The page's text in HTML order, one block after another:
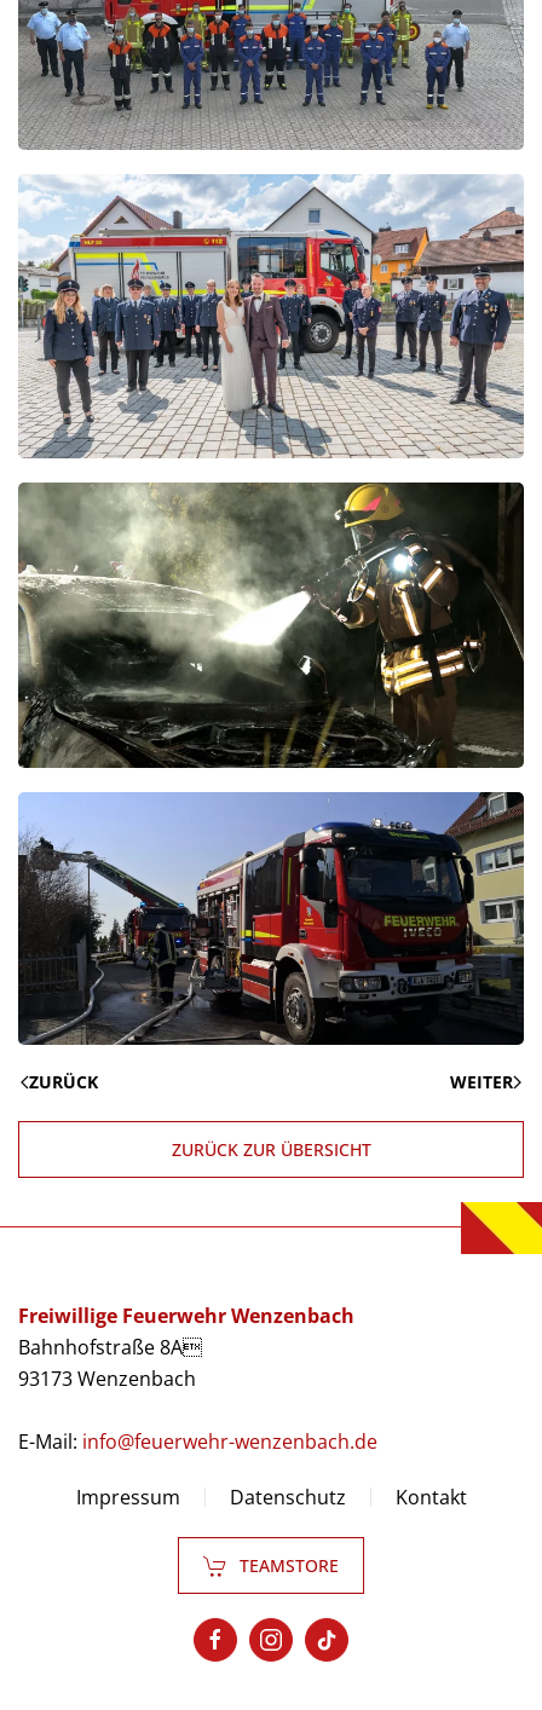
ZURÜCK WEITER
ZURÜCK ZUR ÜBERSICHT
Freiwillige Feuerwehr Wenzenbach
Bahnhofstraße 8A
93173 Wenzenbach
E-Mail: info@feuerwehr-wenzenbach.de
Impressum Datenschutz Kontakt
TEAMSTORE